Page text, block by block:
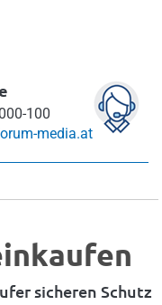
100
media.at
sicheren Schutz